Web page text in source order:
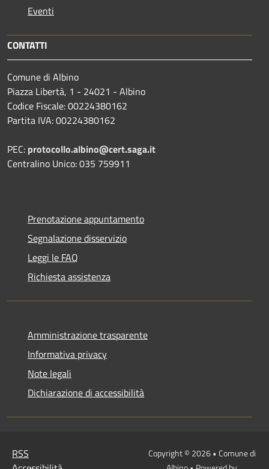
Eventi
CONTATTI
Comune di Albino
Piazza Libertà, 1 - 24021 - Albino
Codice Fiscale: 00224380162
Partita IVA: 00224380162
PEC: protocollo.albino@cert.saga.it
Centralino Unico: 035 759911
Prenotazione appuntamento
Segnalazione disservizio
Leggi le FAQ
Richiesta assistenza
Amministrazione trasparente
Informativa privacy
Note legali
Dichiarazione di accessibilità
RSS
Copyright © 2026 • Comune di